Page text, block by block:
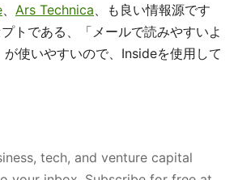
、 Ars Technica、も良い情報源です
トである、「メールで読みやすいよ
が使いやすいので、Insideを使用して
tech, and venture capital